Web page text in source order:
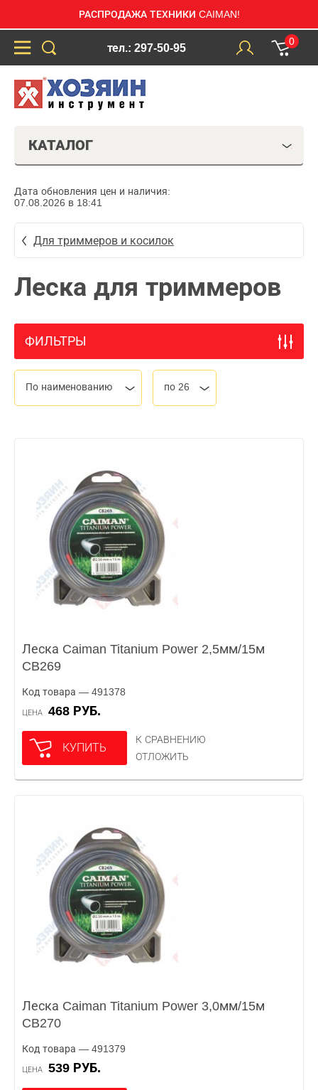
РАСПРОДАЖА ТЕХНИКИ CAIMAN!
тел.: 297-50-95
0
КАТАЛОГ
Дата обновления цен и наличия:
07.08.2026 в 18:41
Для триммеров и косилок
Леска для триммеров
ФИЛЬТРЫ
По наименованию по 26
Леска Caiman Titanium Power 2,5мм/15м
CB269
Код товара — 491378
ЦЕНА 468 РУБ.
КУПИТЬ
К СРАВНЕНИЮ
ОТЛОЖИТЬ
Леска Caiman Titanium Power 3,0мм/15м
CB270
Код товара — 491379
ЦЕНА 539 РУБ.